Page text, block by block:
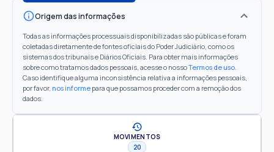
Origem das informações
Todas as informações processuais disponibilizadas são públicas e foram
coletadas diretamente de fontes oficiais do Poder Judiciário, como os
sistemas dos tribunais e Diários Oficiais. Para obter mais informações
sobre como tratamos dados pessoais, acesse o nossoTermos de uso.
Caso identifique alguma inconsistência relativa a informações pessoais,
por favor, nos informe para que possamos proceder com a remoção dos
dados.
MOVIMENTOS
20